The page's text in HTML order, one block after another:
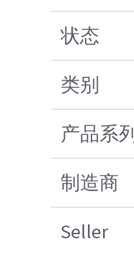
状态
类别
产品系列
制造商
Seller